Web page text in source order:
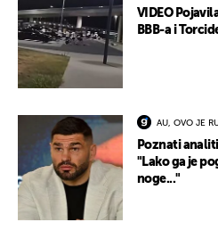
VIDEO
BBB-a i
AU, OVO JE
Poznati
"Lako ga je
noge..."